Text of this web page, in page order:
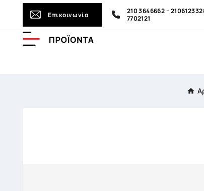
Επικοινωνία 210 3646662-
7702121